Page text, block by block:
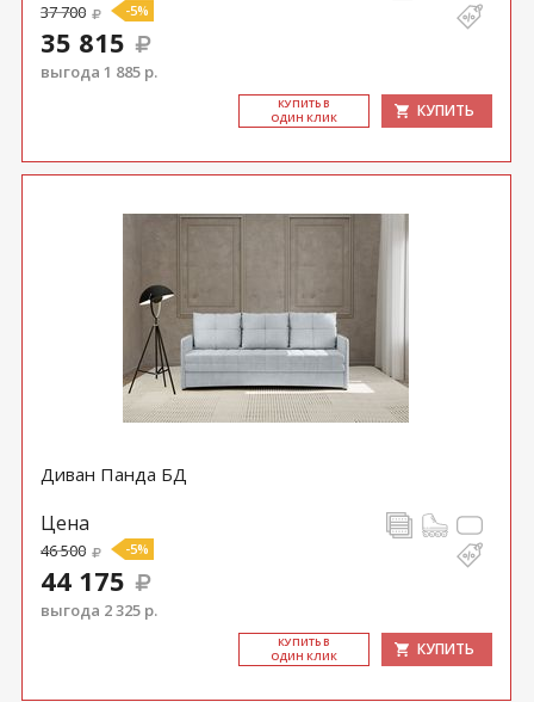
37 700 -5%
35 815
выгода 1 885 р.
КУ­ПИТЬ В
ОДИН КЛИК
КУПИТЬ
Диван Панда БД
Цена
46 500 -5%
44 175
выгода 2 325 р.
КУ­ПИТЬ В
ОДИН КЛИК
КУПИТЬ